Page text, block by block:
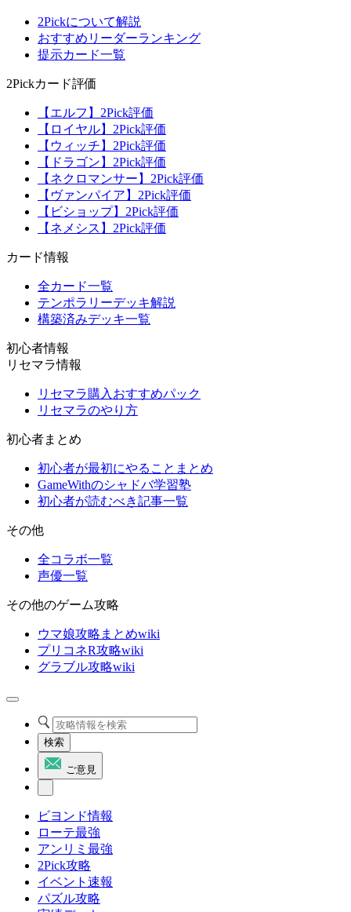
2Pickについて解説
おすすめリーダーランキング
提示カード一覧
2Pickカード評価
【エルフ】2Pick評価
【ロイヤル】2Pick評価
【ウィッチ】2Pick評価
【ドラゴン】2Pick評価
【ネクロマンサー】2Pick評価
【ヴァンパイア】2Pick評価
【ビショップ】2Pick評価
【ネメシス】2Pick評価
カード情報
全カード一覧
テンポラリーデッキ解説
構築済みデッキ一覧
初心者情報
リセマラ情報
リセマラ購入おすすめパック
リセマラのやり方
初心者まとめ
初心者が最初にやることまとめ
GameWithのシャドバ学習塾
初心者が読むべき記事一覧
その他
全コラボ一覧
声優一覧
その他のゲーム攻略
ウマ娘攻略まとめwiki
プリコネR攻略wiki
グラブル攻略wiki
検索
ご意見
ビヨンド情報
ローテ最強
アンリミ最強
2Pick攻略
イベント速報
パズル攻略